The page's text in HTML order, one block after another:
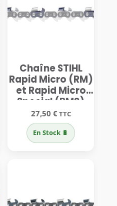
Chaîne STIHL
Rapid Micro (RM)
et Rapid Micro
Special (RMS)
1/4″ 1,3 mm
27,50 €TTC
En Stock 🔋